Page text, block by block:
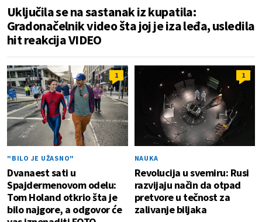
Uključila se na sastanak iz kupatila:
Gradonačelnik video šta joj je iza leđa, usledila
hit reakcija VIDEO
1
"BILO JE UŽASNO"
Dvanaest sati u
Spajdermenovom odelu:
Tom Holand otkrio šta je
bilo najgore, a odgovor će
1
NAUKA
Revolucija u svemiru: Rusi
razvijaju način da otpad
pretvore u tečnost za
zalivanje biljaka